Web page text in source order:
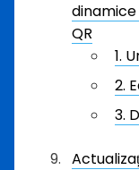
QR
1.
2.
3.